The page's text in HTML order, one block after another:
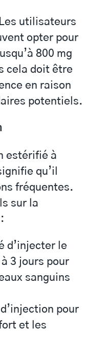
Les utilisateurs
opter pour
800 mg
cela doit être
en raison
potentiels.
estérifié à
qu’il
fréquentes.
sur la
d’injecter le
3 jours pour
sanguins
pour
et les